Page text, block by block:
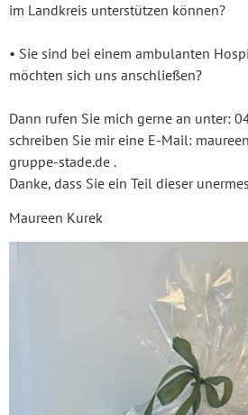
im Landkreis unterstützen können?
• Sie sind bei einem ambulanten
möchten sich uns anschließen?
Dann rufen Sie mich gerne an unter:
schreiben Sie mir eine E-Mail:
gruppe-stade.de .
Danke, dass Sie ein Teil dieser
Maureen Kurek